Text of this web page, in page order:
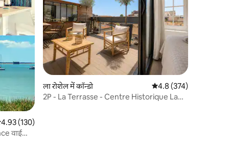
रेटिंग 5 में से 4.93, 130 समीक्षाएँ
4.93 (130)
वाईफ़ाई
ला रोशेल में कॉन्डो औसत रेटिंग 5 में से 4.8,
4.8 (374)
2P - La Terrasse - Centre Historique La